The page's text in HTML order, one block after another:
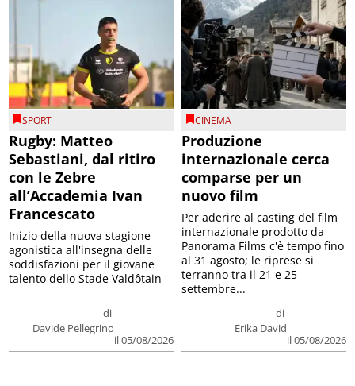
SPORT
Rugby: Matteo
Sebastiani, dal ritiro
con le Zebre
all’Accademia Ivan
Francescato
di
Davide Pellegrino
il 05/08/2026
Inizio della nuova stagione
agonistica all'insegna delle
soddisfazioni per il giovane
talento dello Stade Valdôtain
CINEMA
Produzione
internazionale cerca
comparse per un
nuovo film
di
Erika David
il 05/08/2026
Per aderire al casting del film
internazionale prodotto da
Panorama Films c'è tempo fino
al 31 agosto; le riprese si
terranno tra il 21 e 25
settembre...